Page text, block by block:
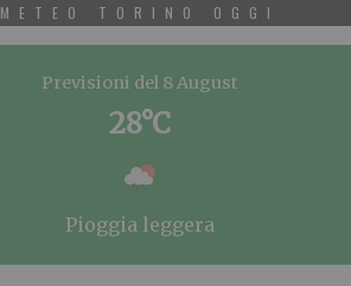
METEO TORINO OGGI
Previsioni del 8 August
28°C
pioggia leggera